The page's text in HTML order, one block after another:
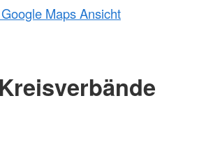
Maps Ansicht